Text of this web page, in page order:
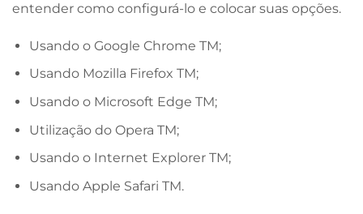
entender como configurá-lo e colocar suas opções.
Usando o Google Chrome TM;
Usando Mozilla Firefox TM;
Usando o Microsoft Edge TM;
Utilização do Opera TM;
Usando o Internet Explorer TM;
Usando Apple Safari TM.